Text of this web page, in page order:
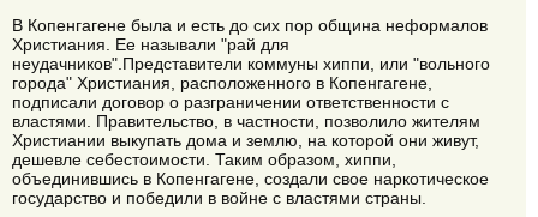
В Копенгагене была и есть до сих пор община неформалов
Христиания. Ее называли "рай для
неудачников".Представители коммуны хиппи, или "вольного
города" Христиания, расположенного в Копенгагене,
подписали договор о разграничении ответственности с
властями. Правительство, в частности, позволило жителям
Христиании выкупать дома и землю, на которой они живут,
дешевле себестоимости. Таким образом, хиппи,
объединившись в Копенгагене, создали свое наркотическое
государство и победили в войне с властями страны.